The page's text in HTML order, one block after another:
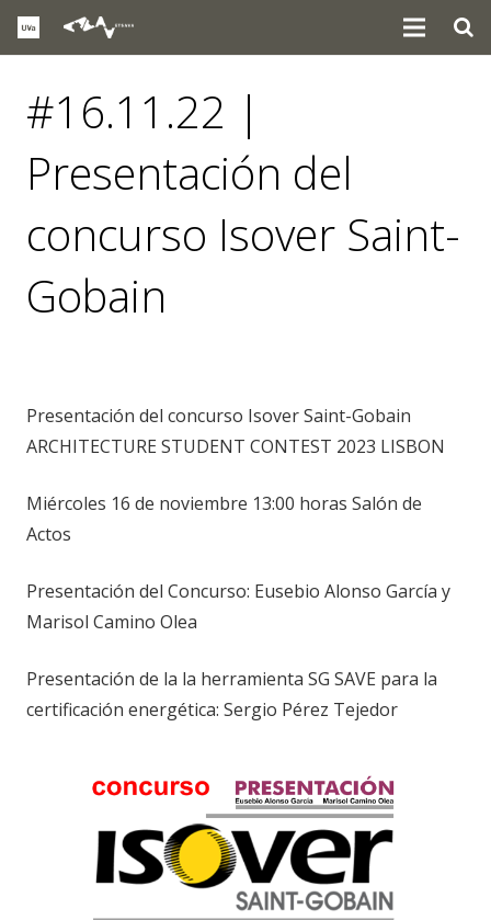
#16.11.22 |
Presentación del
concurso Isover Saint-
Gobain
Presentación del concurso Isover Saint-Gobain
ARCHITECTURE STUDENT CONTEST 2023 LISBON
Miércoles 16 de noviembre 13:00 horas Salón de
Actos
Presentación del Concurso: Eusebio Alonso García y
Marisol Camino Olea
Presentación de la la herramienta SG SAVE para la
certificación energética: Sergio Pérez Tejedor